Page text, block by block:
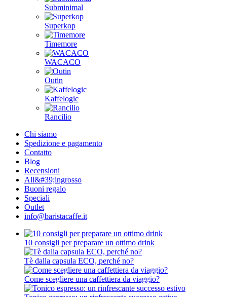
Subminimal
Superkop
Timemore
WACACO
Outin
Kaffelogic
Rancilio
Chi siamo
Spedizione e pagamento
Contatto
Blog
Recensioni
All&#39;ingrosso
Buoni regalo
Speciali
Outlet
info@baristacaffe.it
10 consigli per preparare un ottimo drink
Tè dalla capsula ECO, perché no?
Come scegliere una caffettiera da viaggio?